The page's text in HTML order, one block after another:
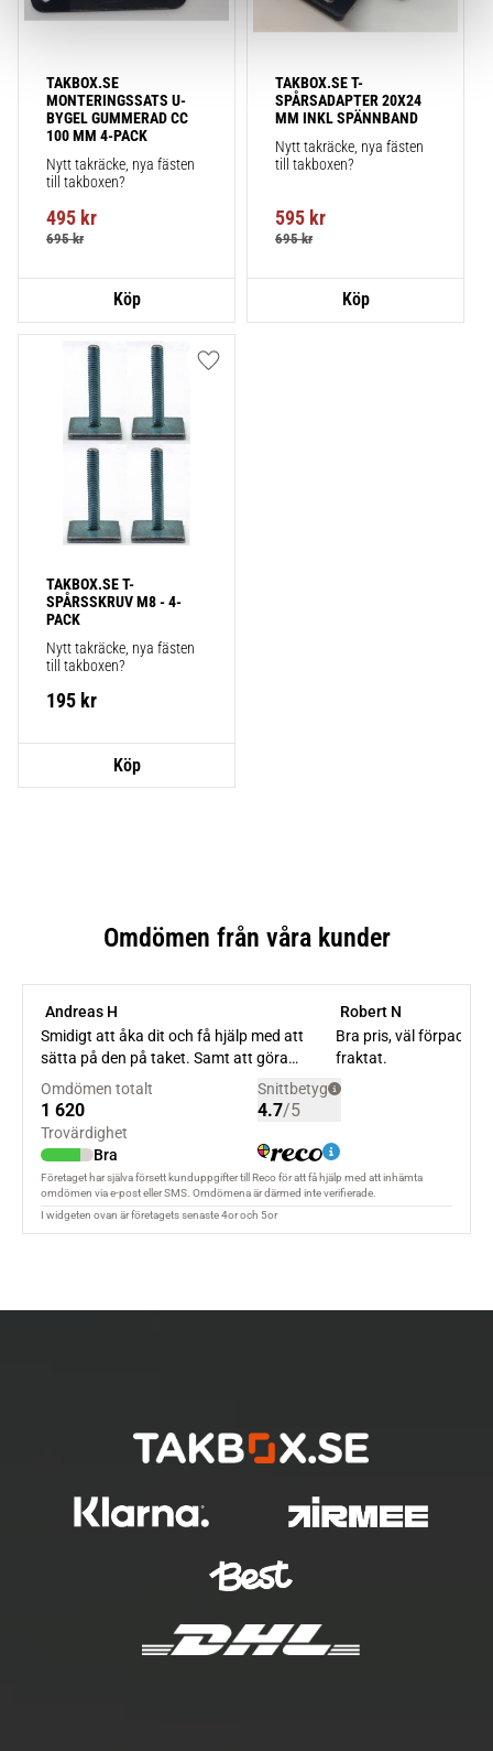
TAKBOX.SE
MONTERINGSSATS U-
BYGEL GUMMERAD CC
100 MM 4-PACK
Nytt takräcke, nya fästen
till takboxen?
495 kr
695kr
TAKBOX.SE T-
SPÅRSADAPTER 20X24
MM INKL SPÄNNBAND
Nytt takräcke, nya fästen
till takboxen?
595 kr
695kr
TAKBOX.SE T-
SPÅRSSKRUV M8 - 4-
PACK
Nytt takräcke, nya fästen
till takboxen?
195 kr
Lägg till i favoriter